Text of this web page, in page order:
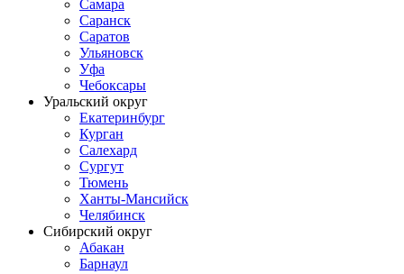
Самара
Саранск
Саратов
Ульяновск
Уфа
Чебоксары
Уральский округ
Екатеринбург
Курган
Салехард
Сургут
Тюмень
Ханты-Мансийск
Челябинск
Сибирский округ
Абакан
Барнаул